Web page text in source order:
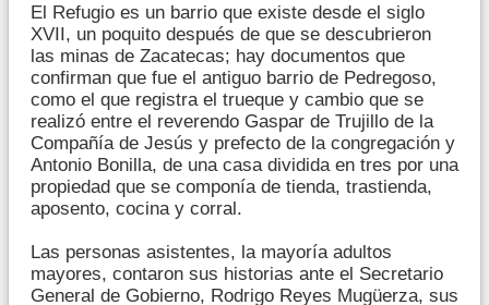
El Refugio es un barrio que existe desde el siglo
XVII, un poquito después de que se descubrieron
las minas de Zacatecas; hay documentos que
confirman que fue el antiguo barrio de Pedregoso,
como el que registra el trueque y cambio que se
realizó entre el reverendo Gaspar de Trujillo de la
Compañía de Jesús y prefecto de la congregación y
Antonio Bonilla, de una casa dividida en tres por una
propiedad que se componía de tienda, trastienda,
aposento, cocina y corral.
Las personas asistentes, la mayoría adultos
mayores, contaron sus historias ante el Secretario
General de Gobierno, Rodrigo Reyes Mugüerza, sus